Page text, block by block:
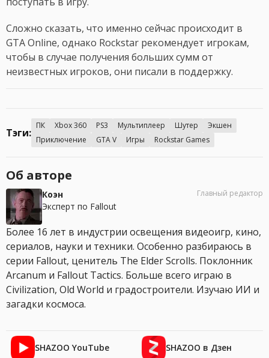
Сложно сказать, что именно сейчас происходит в
GTA Online, однако Rockstar рекомендует игрокам,
чтобы в случае получения больших сумм от
неизвестных игроков, они писали в поддержку.
Тэги:
ПК Xbox 360 PS3 Мультиплеер Шутер
Экшен
Приключение
GTA V Игры Rockstar Games
Об авторе
Коэн
Эксперт по Fallout
Главный редактор
Более 16 лет в индустрии освещения видеоигр, кино,
сериалов, науки и техники. Особенно разбираюсь в
серии Fallout, ценитель The Elder Scrolls. Поклонник
Arcanum и Fallout Tactics. Больше всего играю в
Civilization, Old World и градостроители. Изучаю ИИ и
загадки космоса.
SHAZOO YouTube SHAZOO в Дзен